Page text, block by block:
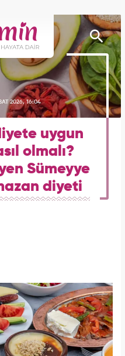
2026, 16:04
uygun
olmalı?
Sümeyye
diyeti